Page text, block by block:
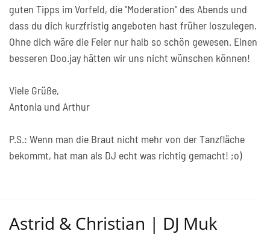
guten Tipps im Vorfeld, die "Moderation" des Abends und
dass du dich kurzfristig angeboten hast früher loszulegen.
Ohne dich wäre die Feier nur halb so schön gewesen. Einen
besseren Doo.jay hätten wir uns nicht wünschen können!
Viele Grüße,
Antonia und Arthur
P.S.: Wenn man die Braut nicht mehr von der Tanzfläche
bekommt, hat man als DJ echt was richtig gemacht! ;o)
Astrid & Christian | DJ Muk